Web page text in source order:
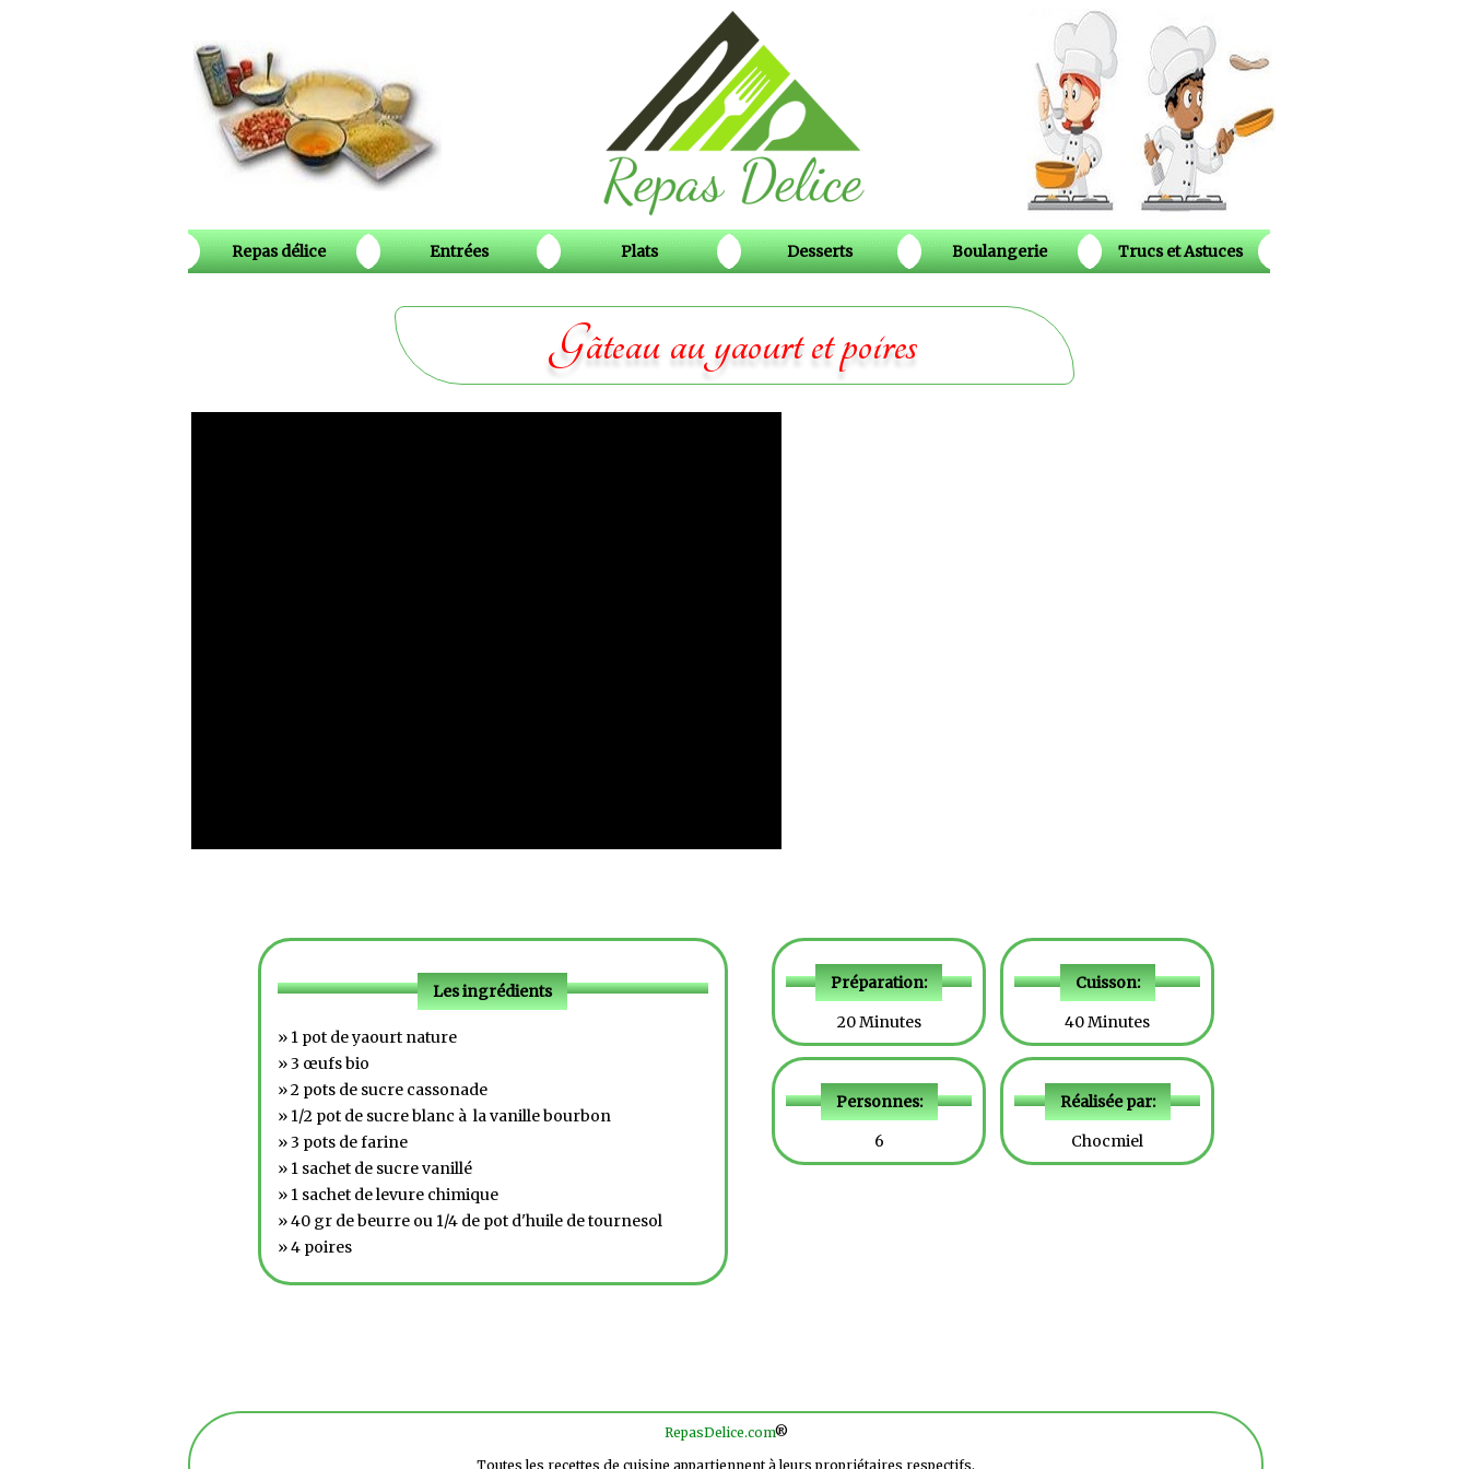
Repas délice Entrées Plats Desserts Boulangerie Trucs et Astuces
Gâteau au yaourt et poires
Les ingrédients
» 1 pot de yaourt nature
» 3 œufs bio
» 2 pots de sucre cassonade
» 1/2 pot de sucre blanc à la vanille bourbon
» 3 pots de farine
» 1 sachet de sucre vanillé
» 1 sachet de levure chimique
» 40 gr de beurre ou 1/4 de pot d'huile de tournesol
» 4 poires
Préparation:
20 Minutes
Cuisson:
40 Minutes
Personnes:
6
Réalisée par:
Chocmiel
RepasDelice.com®
Toutes les recettes de cuisine appartiennent à leurs propriétaires respectifs.